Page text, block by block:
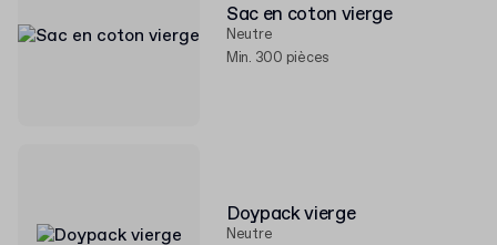
Sac en coton vierge
Neutre
Min. 300 pièces
Doypack vierge
Neutre